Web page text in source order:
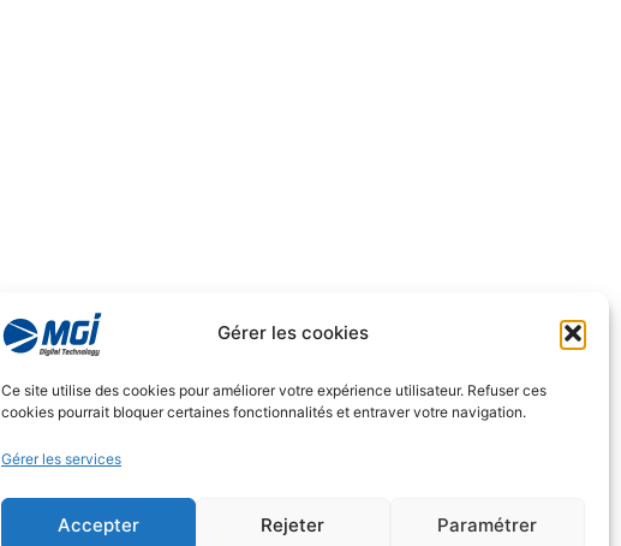
Gérer les cookies
Ce site utilise des cookies pour améliorer votre expérience utilisateur. Refuser ces
cookies pourrait bloquer certaines fonctionnalités et entraver votre navigation.
Gérer les services
Accepter Rejeter Paramétrer